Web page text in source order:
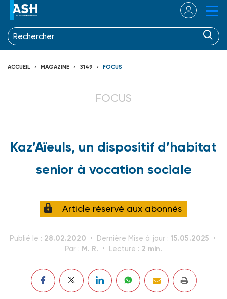
ACCUEIL MAGAZINE 3149 FOCUS
FOCUS
Kaz’Aïeuls, un dispositif d’habitat
senior à vocation sociale
Article réservé aux abonnés
Publié le : 28.02.2020 Dernière Mise à jour : 15.05.2025
Par : M. R. Lecture : 2 min.